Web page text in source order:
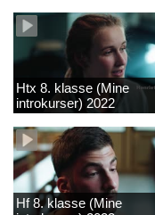
Htx 8. klasse (Mine
introkurser) 2022
Hf 8. klasse (Mine